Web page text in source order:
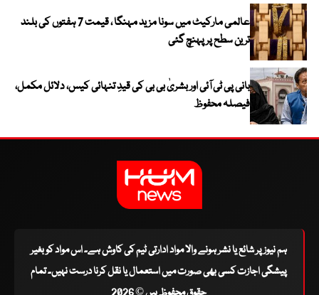
عالمی مارکیٹ میں سونا مزید مہنگا ، قیمت 7 ہفتوں کی بلند
ترین سطح پر پہنچ گئی
بانی پی ٹی آئی اور بشریٰ بی بی کی قیدِ تنہائی کیس، دلائل مکمل،
فیصلہ محفوظ
ہم نیوز پر شائع یا نشر ہونے والا مواد ادارتی ٹیم کی کاوش ہے۔ اس مواد کو بغیر
پیشگی اجازت کسی بھی صورت میں استعمال یا نقل کرنا درست نہیں۔ تمام